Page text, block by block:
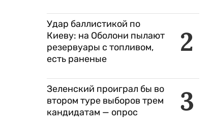
2
Удар баллистикой по
Киеву: на Оболони пылают
резервуары с топливом,
есть раненые
3
Зеленский проиграл бы во
втором туре выборов трем
кандидатам — опрос